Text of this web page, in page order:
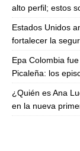
alto perfil; estos
Estados Unidos
fortalecer la
Epa Colombia
Picaleña: los
¿Quién es Ana
en la nueva